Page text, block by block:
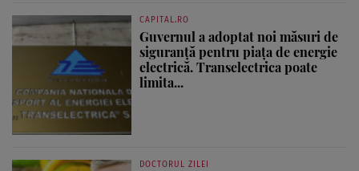
CAPITAL.RO
Guvernul a adoptat noi măsuri de
siguranță pentru piața de energie
electrică. Transelectrica poate
limita...
DOCTORUL ZILEI